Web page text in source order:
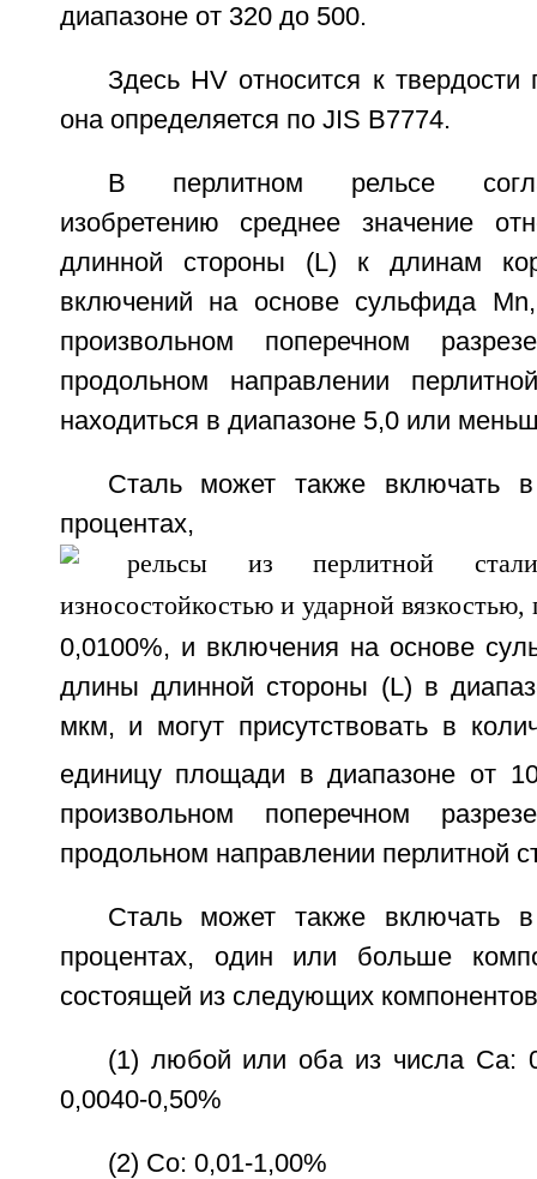
диапазоне от 320 до 500.
Здесь HV относится к твердости
она определяется по JIS B7774.
В перлитном рельсе
изобретению среднее значение
длинной стороны (L) к длинам
включений на основе сульфида
произвольном поперечном
продольном направлении
находиться в диапазоне 5,0 или
Сталь может также включать
0,0100%, и включения на основе
длины длинной стороны (L) в
мкм, и могут присутствовать в
единицу площади в диапазоне от
произвольном поперечном
продольном направлении перлитной
Сталь может также включать
процентах, один или больше
состоящей из следующих
(1) любой или оба из числа Са:
0,0040-0,50%
(2) Со: 0,01-1,00%